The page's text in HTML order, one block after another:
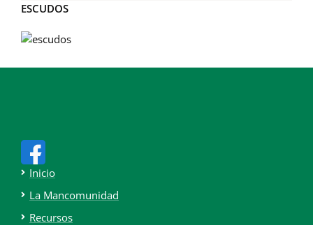
ESCUDOS
Inicio
La Mancomunidad
Recursos